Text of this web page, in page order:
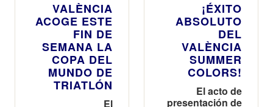
VALÈNCIA
ACOGE ESTE
FIN DE
SEMANA LA
COPA DEL
MUNDO DE
TRIATLÓN
El
¡ÉXITO
ABSOLUTO
DEL
VALÈNCIA
SUMMER
COLORS!
El acto de
presentación de